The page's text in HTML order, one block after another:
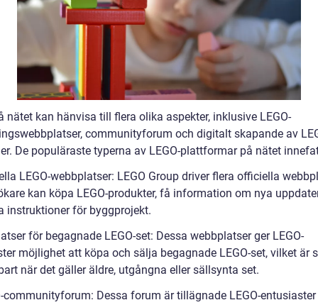
nätet kan hänvisa till flera olika aspekter, inklusive LEGO-
communityforum och digitalt skapande av
De populäraste typerna av LEGO-plattformar på nätet
LEGO-webbplatser: LEGO Group driver flera officiella
kan köpa LEGO-produkter, få information om nya
instruktioner för byggprojekt.
för begagnade LEGO-set: Dessa webbplatser ger LEGO-
möjlighet att köpa och sälja begagnade LEGO-set, vilket är
när det gäller äldre, utgångna eller sällsynta set.
communityforum: Dessa forum är tillägnade LEGO-